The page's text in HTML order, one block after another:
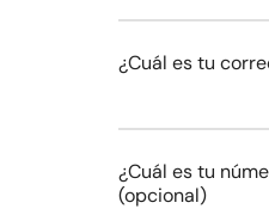
¿Cuál es tu
¿Cuál es tu
(opcional)